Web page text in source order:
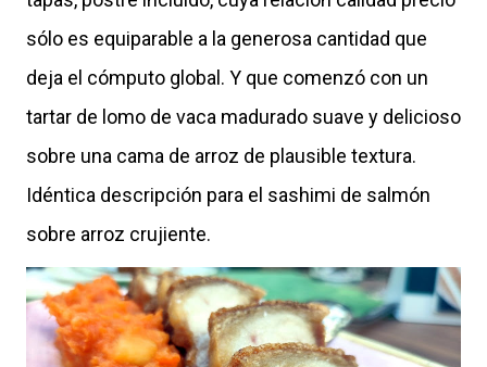
sólo es equiparable a la generosa cantidad que
deja el cómputo global. Y que comenzó con un
tartar de lomo de vaca madurado suave y delicioso
sobre una cama de arroz de plausible textura.
Idéntica descripción para el sashimi de salmón
sobre arroz crujiente.